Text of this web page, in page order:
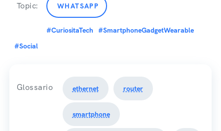
Topic: WHATSAPP
#CuriositaTech
#SmartphoneGadgetWearable
#Social
Glossario ethernet router
smartphone